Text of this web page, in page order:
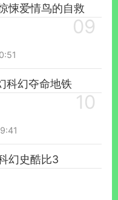
悚爱情鸟的自救
科幻夺命地铁
幻史酷比3